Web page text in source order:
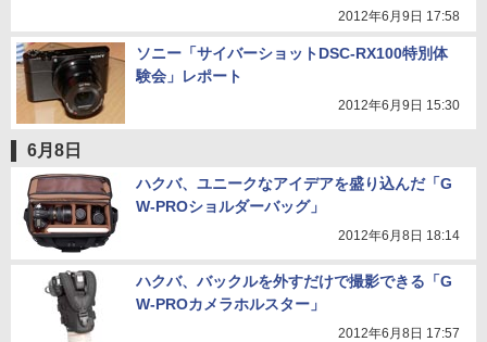
2012年6月9日 17:58
ソニー「サイバーショットDSC-RX100特別体
験会」レポート
2012年6月9日 15:30
6月8日
ハクバ、ユニークなアイデアを盛り込んだ「G
W-PROショルダーバッグ」
2012年6月8日 18:14
ハクバ、バックルを外すだけで撮影できる「G
W-PROカメラホルスター」
2012年6月8日 17:57